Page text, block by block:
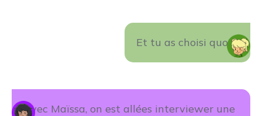
Et tu as choisi quoi ?
Avec Maïssa, on est allées interviewer une